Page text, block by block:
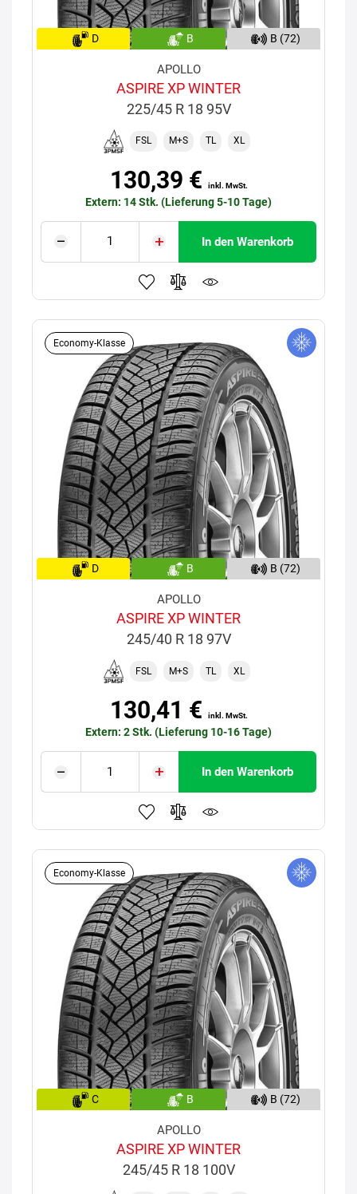
D B B (72)
APOLLO
ASPIRE XP WINTER
225/45 R 18 95V
FSL M+S TL XL
130,39 € inkl. MwSt.
Extern: 14 Stk. (Lieferung 5-10 Tage)
In den Warenkorb
Economy-Klasse
D B B (72)
APOLLO
ASPIRE XP WINTER
245/40 R 18 97V
FSL M+S TL XL
130,41 € inkl. MwSt.
Extern: 2 Stk. (Lieferung 10-16 Tage)
In den Warenkorb
Economy-Klasse
C B B (72)
APOLLO
ASPIRE XP WINTER
245/45 R 18 100V